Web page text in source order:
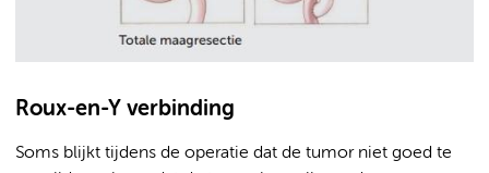
Roux-en-Y verbinding
Soms blijkt tijdens de operatie dat de tumor niet goed te